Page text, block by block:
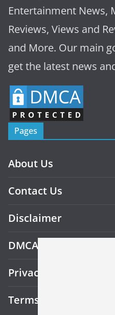
Entertainment News,
Reviews, Views and
and More. Our main
get the latest news
Pages
About Us
Contact Us
Disclaimer
DMCA
Privacy Policy
Terms and Conditions